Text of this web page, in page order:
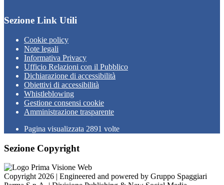
Sezione Link Utili
Cookie policy
Note legali
Informativa Privacy
Ufficio Relazioni con il Pubblico
Dichiarazione di accessibilità
Obiettivi di accessibilità
Whistleblowing
Gestione consensi cookie
Amministrazione trasparente
Pagina visualizzata 2891 volte
Sezione Copyright
Copyright 2026 | Engineered and powered by Gruppo Spaggiari